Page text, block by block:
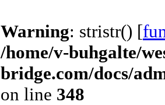
Warning: stristr() [
/home/v-buhgalte/
bridge.com/docs/
on line 348